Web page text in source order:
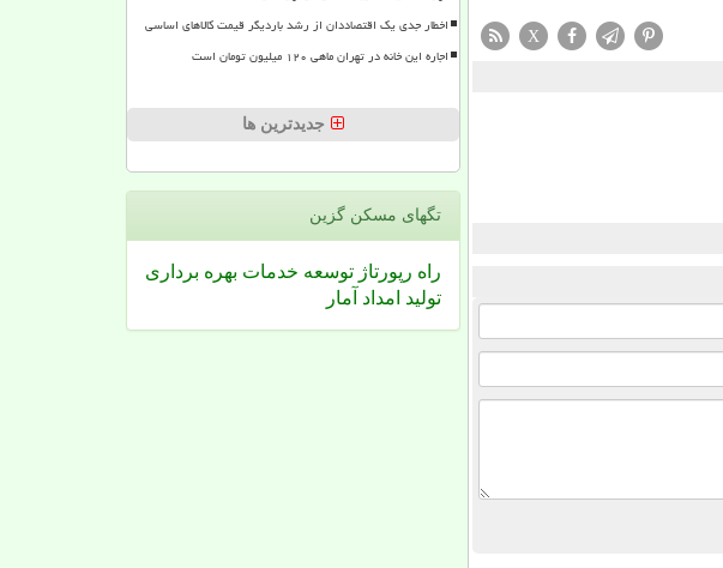
X
اخطار جدی یک اقتصاددان از رشد باردیگر قیمت کالاهای اساسی
اجاره این خانه در تهران ماهی ۱۲۰ میلیون تومان است
جدیدترین ها
تگهای مسكن گزین
راه رپورتاژ توسعه خدمات بهره برداری
تولید امداد آمار